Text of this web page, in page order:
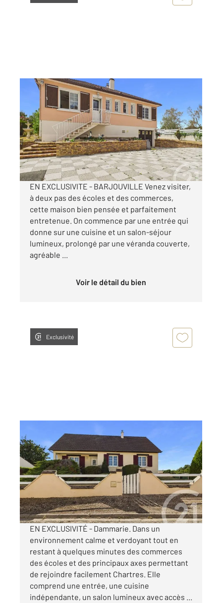
BARJOUVILLE 28
92 m
2
, 4 pièces
Ref : 28368
Maison à vendre
225 000 €
Visiter le site dédié
EN EXCLUSIVITE - BARJOUVILLE Venez visiter,
à deux pas des écoles et des commerces,
cette maison bien pensée et parfaitement
entretenue. On commence par une entrée qui
donne sur une cuisine et un salon-séjour
lumineux, prolongé par une véranda couverte,
agréable ...
Voir le détail du bien
Exclusivité
DAMMARIE 28
83,48 m2, 5 pièces
Ref : 28263
Maison à vendre
220 000 €
Visiter le site dédié
EN EXCLUSIVITÉ - Dammarie. Dans un
environnement calme et verdoyant tout en
restant à quelques minutes des commerces
des écoles et des principaux axes permettant
de rejoindre facilement Chartres. Elle
comprend une entrée, une cuisine
indépendante, un salon lumineux avec accès ...